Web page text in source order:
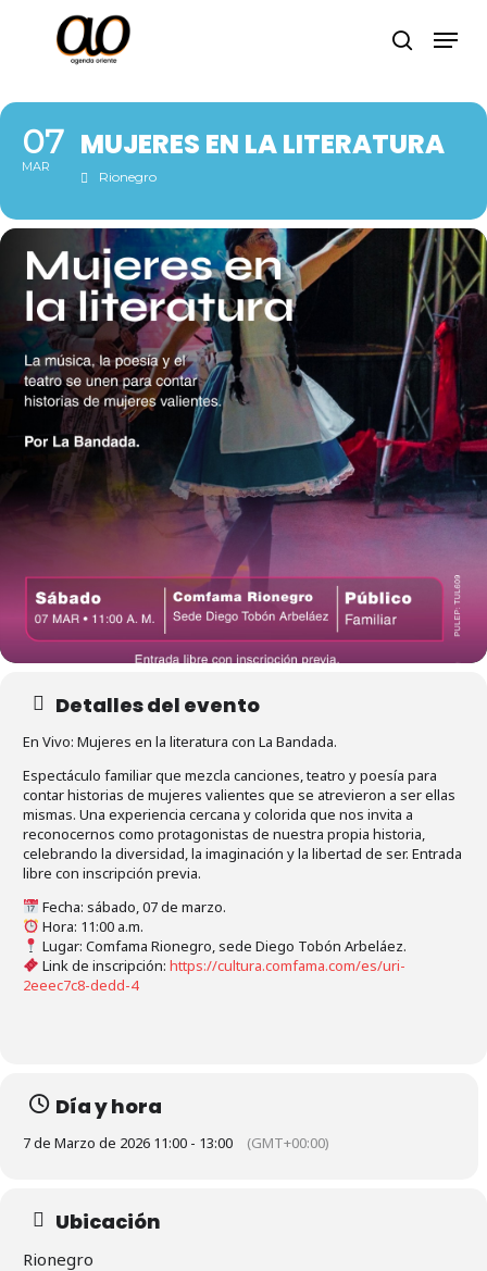
content
search
07
MAR
MUJERES EN LA LITERATURA
Rionegro
Detalles del evento
En Vivo: Mujeres en la literatura con La Bandada.
Espectáculo familiar que mezcla canciones, teatro y poesía para
contar historias de mujeres valientes que se atrevieron a ser ellas
mismas. Una experiencia cercana y colorida que nos invita a
reconocernos como protagonistas de nuestra propia historia,
celebrando la diversidad, la imaginación y la libertad de ser. Entrada
libre con inscripción previa.
Fecha: sábado, 07 de marzo.
Hora: 11:00 a.m.
Lugar: Comfama Rionegro, sede Diego Tobón Arbeláez.
Link de inscripción: https://cultura.comfama.com/es/uri-
2eeec7c8-dedd-4
Día y hora
7 de Marzo de 2026 11:00 - 13:00 (GMT+00:00)
Ubicación
Rionegro